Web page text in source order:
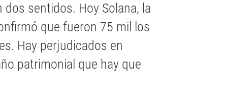
dos sentidos. Hoy Solana, la
que fueron 75 mil los
Hay perjudicados en
patrimonial que hay que